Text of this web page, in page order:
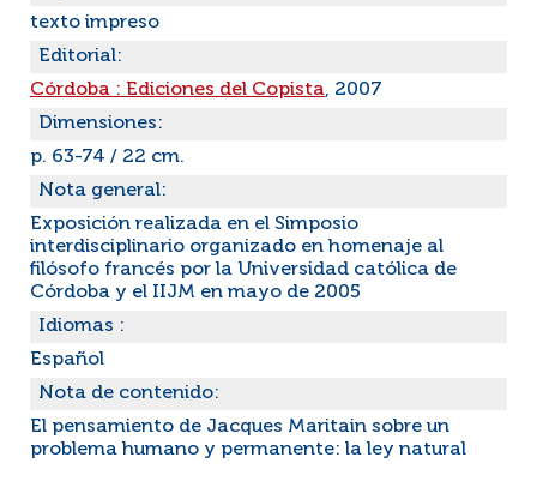
texto impreso
Editorial:
Córdoba : Ediciones del Copista, 2007
Dimensiones:
p. 63-74 / 22 cm.
Nota general:
Exposición realizada en el Simposio
interdisciplinario organizado en homenaje al
filósofo francés por la Universidad católica de
Córdoba y el IIJM en mayo de 2005
Idiomas :
Español
Nota de contenido:
El pensamiento de Jacques Maritain sobre un
problema humano y permanente: la ley natural